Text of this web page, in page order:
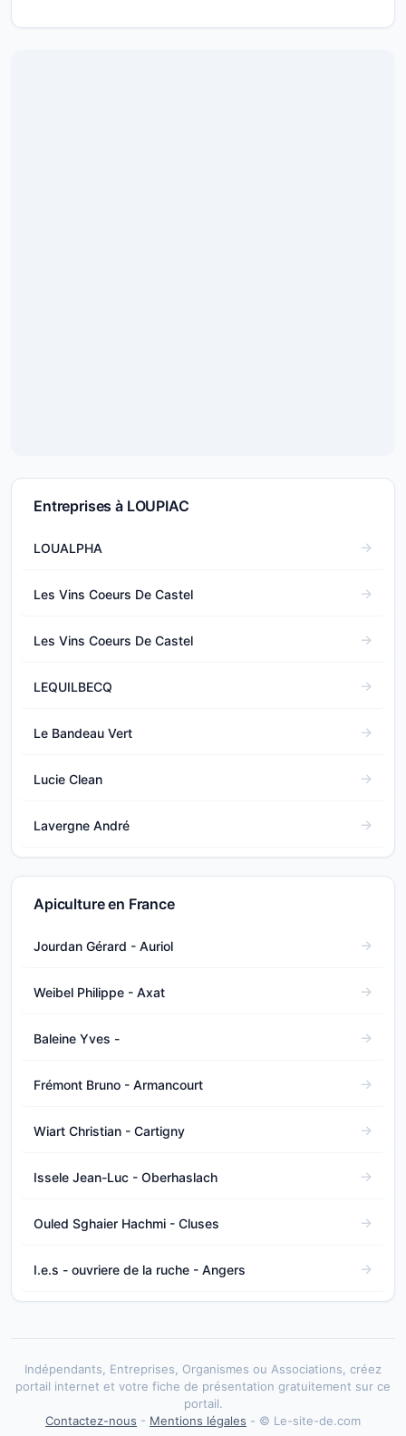
Entreprises à LOUPIAC
LOUALPHA
Les Vins Coeurs De Castel
Les Vins Coeurs De Castel
LEQUILBECQ
Le Bandeau Vert
Lucie Clean
Lavergne André
Apiculture en France
Jourdan Gérard - Auriol
Weibel Philippe - Axat
Baleine Yves -
Frémont Bruno - Armancourt
Wiart Christian - Cartigny
Issele Jean-Luc - Oberhaslach
Ouled Sghaier Hachmi - Cluses
I.e.s - ouvriere de la ruche - Angers
Indépendants, Entreprises, Organismes ou Associations, créez
portail internet et votre fiche de présentation gratuitement sur ce
portail.
Contactez-nous - Mentions légales - © Le-site-de.com